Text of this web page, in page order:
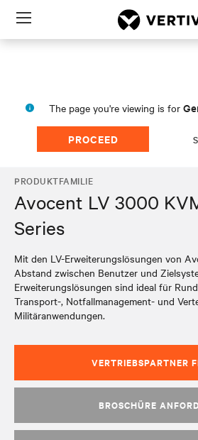
Menu
The page you're viewing is for
PROCEED
PRODUKTFAMILIE
Avocent LV 3000
Series
Mit den LV-Erweiterungslösungen von
Abstand zwischen Benutzer und
Erweiterungslösungen sind ideal für
Transport-, Notfallmanagement- und
Militäranwendungen.
VERTRIEBSPARTNER
BROSCHÜRE